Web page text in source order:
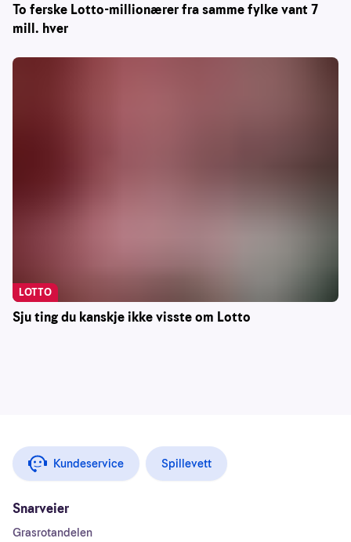
To ferske Lotto-millionærer fra samme fylke vant 7
mill. hver
Sju ting du kanskje ikke visste om Lotto
LOTTO
Kundeservice Spillevett
Snarveier
Grasrotandelen